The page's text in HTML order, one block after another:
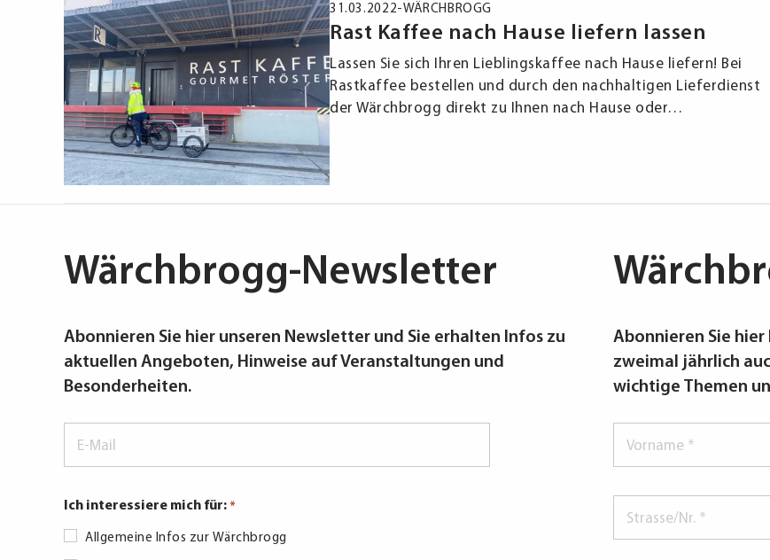
31.03.2022-WÄRCHBROGG
Rast Kaffee nach Hause liefern lassen
Lassen Sie sich Ihren Lieblingskaffee nach Hause liefern! Bei
Rastkaffee bestellen und durch den nachhaltigen Lieferdienst
der Wärchbrogg direkt zu Ihnen nach Hause oder…
Wärchbrogg-Newsletter
Abonnieren Sie hier unseren Newsletter und Sie erhalten Infos zu
aktuellen Angeboten, Hinweise auf Veranstaltungen und
Besonderheiten.
Mail
Ich interessiere mich für: *
Allgemeine Infos zur Wärchbrogg
Abonnieren Sie
zweimal jährlich
wichtige Themen